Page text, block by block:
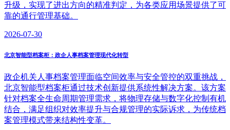
升级，实现了进出方向的精准判定，为各类应用场景提供了可
靠的通行管理基础。
2026-07-30
北京智能型档案柜：政企人事档案管理现代化转型
政企机关人事档案管理面临空间效率与安全管控的双重挑战，
北京智能型档案柜通过技术创新提供系统性解决方案。该方案
针对档案全生命周期管理需求，将物理存储与数字化控制有机
结合，满足组织对效率提升与合规管理的实际诉求，为传统档
案管理模式带来结构性变革。